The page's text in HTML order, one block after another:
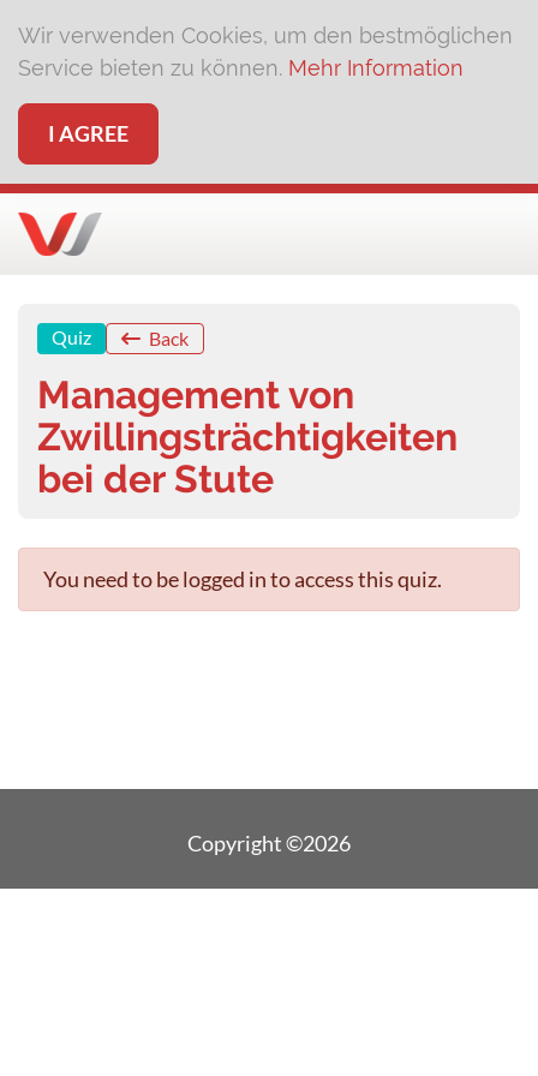
Wir verwenden Cookies, um den bestmöglichen
Service bieten zu können. Mehr Information
I AGREE
Quiz Back
Management von
Zwillingsträchtigkeiten
bei der Stute
You need to be logged in to access this quiz.
Copyright ©2026